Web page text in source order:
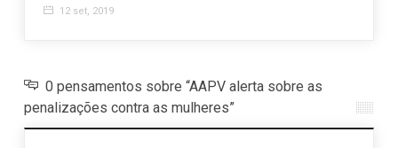
12 set, 2019
0 pensamentos sobre “AAPV alerta sobre as
penalizações contra as mulheres”